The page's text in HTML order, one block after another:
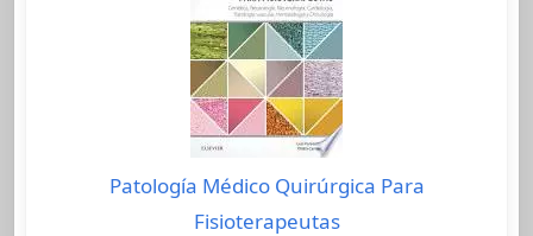
Patología Médico Quirúrgica Para
Fisioterapeutas